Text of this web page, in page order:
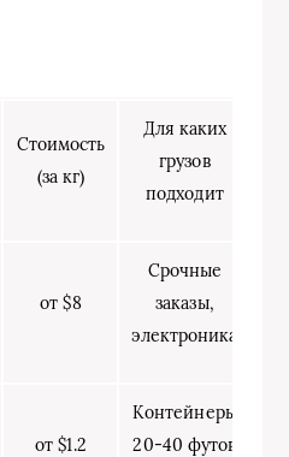
Стоимость
(за кг)
Для каких
грузов
подходит
от $8
Срочные
заказы,
электроника
от $1.2
Контейнеры
20-40 футов